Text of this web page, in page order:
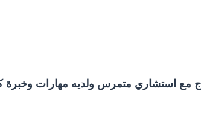
مع استشاري متمرس ولديه مهارات وخبرة